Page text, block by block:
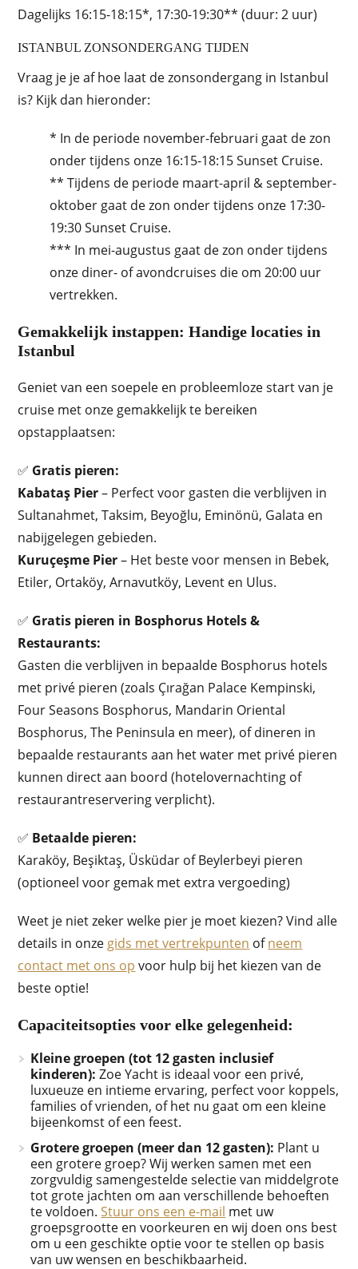
Dagelijks 16:15-18:15*, 17:30-19:30** (duur: 2 uur)
ISTANBUL ZONSONDERGANG TIJDEN
Vraag je je af hoe laat de zonsondergang in Istanbul
is? Kijk dan hieronder:
* In de periode november-februari gaat de zon
onder tijdens onze 16:15-18:15 Sunset Cruise.
** Tijdens de periode maart-april & september-
oktober gaat de zon onder tijdens onze 17:30-
19:30 Sunset Cruise.
*** In mei-augustus gaat de zon onder tijdens
onze diner- of avondcruises die om 20:00 uur
vertrekken.
Gemakkelijk instappen: Handige locaties in
Istanbul
Geniet van een soepele en probleemloze start van je
cruise met onze gemakkelijk te bereiken
opstapplaatsen:
✅ Gratis pieren:
Kabataş Pier– Perfect voor gasten die verblijven in
Sultanahmet, Taksim, Beyoğlu, Eminönü, Galata en
nabijgelegen gebieden.
Kuruçeşme Pier– Het beste voor mensen in Bebek,
Etiler, Ortaköy, Arnavutköy, Levent en Ulus.
✅ Gratis pieren in Bosphorus Hotels &
Restaurants:
Gasten die verblijven in bepaalde Bosphorus hotels
met privé pieren (zoals Çırağan Palace Kempinski,
Four Seasons Bosphorus, Mandarin Oriental
Bosphorus, The Peninsula en meer), of dineren in
bepaalde restaurants aan het water met privé pieren
kunnen direct aan boord (hotelovernachting of
restaurantreservering verplicht).
✅ Betaalde pieren:
Karaköy, Beşiktaş, Üsküdar of Beylerbeyi pieren
(optioneel voor gemak met extra vergoeding)
Weet je niet zeker welke pier je moet kiezen? Vind alle
details in onze gids met vertrekpunten ofneem
contact met ons op voor hulp bij het kiezen van de
beste optie!
Capaciteitsopties voor elke gelegenheid:
Kleine groepen (tot 12 gasten inclusief
kinderen): Zoe Yacht is ideaal voor een privé,
luxueuze en intieme ervaring, perfect voor koppels,
families of vrienden, of het nu gaat om een kleine
bijeenkomst of een feest.
Grotere groepen (meer dan 12 gasten): Plant u
een grotere groep? Wij werken samen met een
zorgvuldig samengestelde selectie van middelgrote
tot grote jachten om aan verschillende behoeften
te voldoen.Stuur ons een e-mail met uw
groepsgrootte en voorkeuren en wij doen ons best
om u een geschikte optie voor te stellen op basis
van uw wensen en beschikbaarheid.